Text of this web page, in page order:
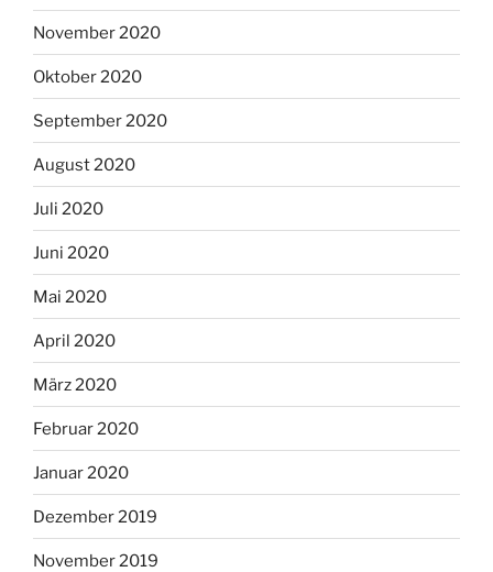
November 2020
Oktober 2020
September 2020
August 2020
Juli 2020
Juni 2020
Mai 2020
April 2020
März 2020
Februar 2020
Januar 2020
Dezember 2019
November 2019